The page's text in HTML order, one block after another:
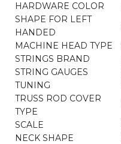
HARDWARE COLOR
SHAPE FOR LEFT
HANDED
MACHINE HEAD TYPE
STRINGS BRAND
STRING GAUGES
TUNING
TRUSS ROD COVER
TYPE
SCALE
NECK SHAPE